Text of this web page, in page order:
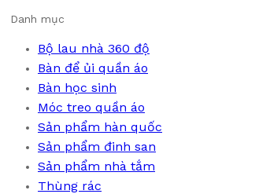
Danh mục
Bộ lau nhà 360 độ
Bàn để ủi quần áo
Bàn học sinh
Móc treo quần áo
Sản phẩm hàn quốc
Sản phẩm đinh san
Sản phẩm nhà tắm
Thùng rác